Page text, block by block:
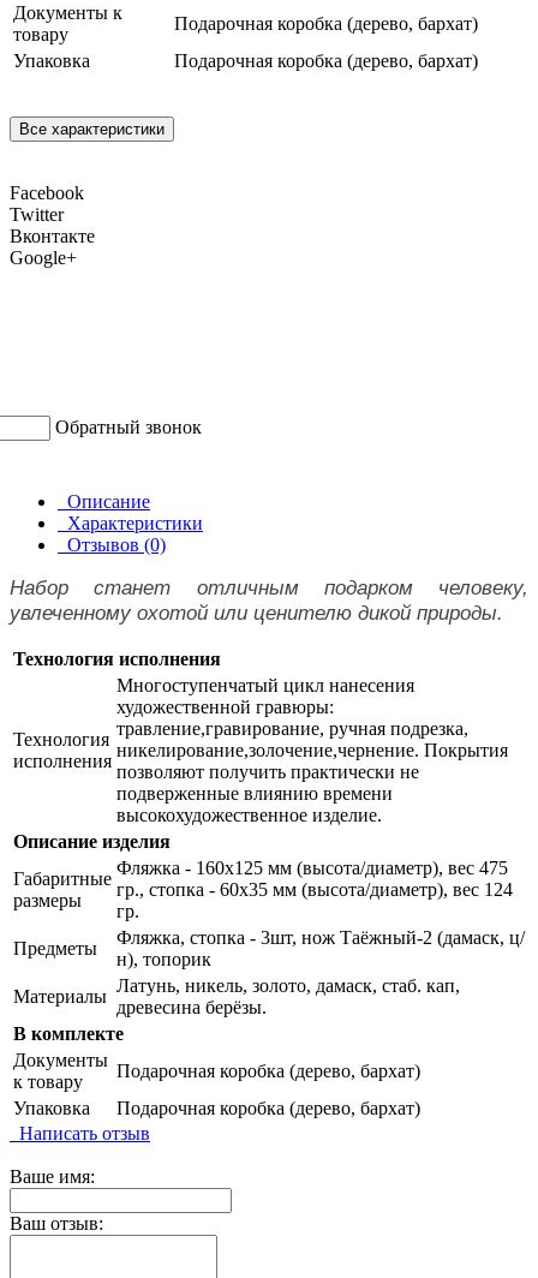
Документы к
товару
Подарочная коробка (дерево, бархат)
Упаковка
Подарочная коробка (дерево, бархат)
Все характеристики
Facebook
Twitter
Вконтакте
Google+
Обратный звонок
Описание
Характеристики
Отзывов (0)
Набор станет отличным подарком человеку,
увлеченному охотой или ценителю дикой природы.
Технология исполнения
Технология
исполнения
Многоступенчатый цикл нанесения
художественной гравюры:
травление,гравирование, ручная подрезка,
никелирование,золочение,чернение. Покрытия
позволяют получить практически не
подверженные влиянию времени
высокохудожественное изделие.
Описание изделия
Габаритные
размеры
Фляжка - 160х125 мм (высота/диаметр), вес 475
гр., стопка - 60х35 мм (высота/диаметр), вес 124
гр.
Предметы
Фляжка, стопка - 3шт, нож Таёжный-2 (дамаск, ц/
н), топорик
Материалы
Латунь, никель, золото, дамаск, стаб. кап,
древесина берёзы.
В комплекте
Документы
к товару
Подарочная коробка (дерево, бархат)
Упаковка
Подарочная коробка (дерево, бархат)
Написать отзыв
Ваше имя:
Ваш отзыв: